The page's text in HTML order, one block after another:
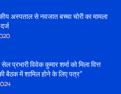
अस्पताल से नवजात बच्चा चोरी का मामला
प्रभारी विवेक कुमार शर्मा को मिला वित्त
बैठक में शामिल होने के लिए पत्र*